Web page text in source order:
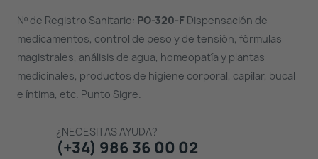
Nº de Registro Sanitario: PO-320-FDispensación de
medicamentos, control de peso y de tensión, fórmulas
magistrales, análisis de agua, homeopatía y plantas
medicinales, productos de higiene corporal, capilar, bucal
e íntima, etc. Punto Sigre.
¿NECESITAS AYUDA?
(+34) 986 36 00 02